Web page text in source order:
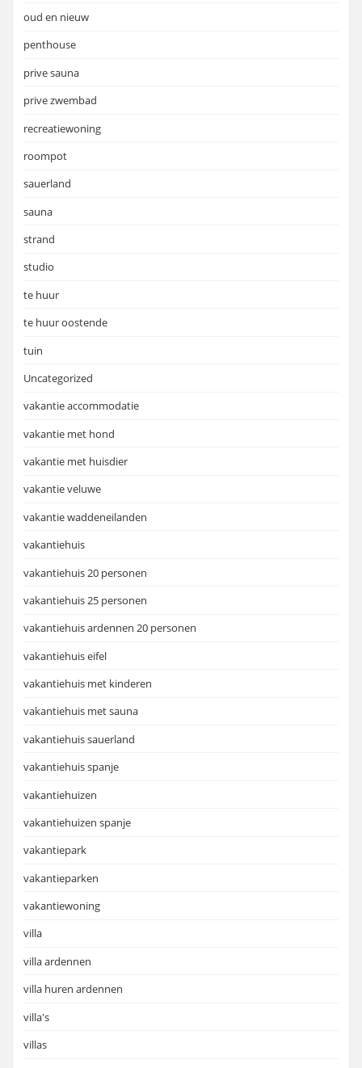
oud en nieuw
penthouse
prive sauna
prive zwembad
recreatiewoning
roompot
sauerland
sauna
strand
studio
te huur
te huur oostende
tuin
Uncategorized
vakantie accommodatie
vakantie met hond
vakantie met huisdier
vakantie veluwe
vakantie waddeneilanden
vakantiehuis
vakantiehuis 20 personen
vakantiehuis 25 personen
vakantiehuis ardennen 20 personen
vakantiehuis eifel
vakantiehuis met kinderen
vakantiehuis met sauna
vakantiehuis sauerland
vakantiehuis spanje
vakantiehuizen
vakantiehuizen spanje
vakantiepark
vakantieparken
vakantiewoning
villa
villa ardennen
villa huren ardennen
villa's
villas